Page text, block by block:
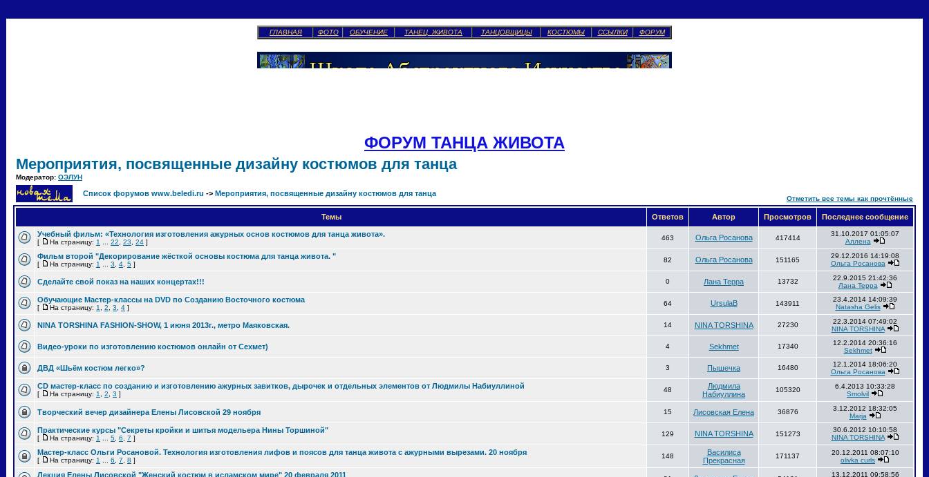
ГЛАВНАЯ ФОТО ОБУЧЕНИЕ ТАНЕЦ ЖИВОТА ТАНЦОВЩИЦЫ КОСТЮМЫ ССЫЛКИ ФОРУМ
ФОРУМ ТАНЦА ЖИВОТА
Мероприятия, посвященные дизайну костюмов для танца
Модератор: ОЭЛУН
Список форумов www.beledi.ru -> Мероприятия, посвященные дизайну костюмов для танца
Отметить все темы как прочтённые
Темы Ответов Автор Просмотров Последнее сообщение
Учебный фильм: «Технология изготовления ажурных основ костюмов для танца живота».
[ На страницу: 1 22 23 24 ]
463 Ольга Росанова 417414
31.10.2017 01:05:07
Аллена
Фильм второй "Декорирование жёсткой основы костюма для танца живота. "
[ На страницу: 1 3 4 5 ]
82 Ольга Росанова 151165
29.12.2016 14:19:08
Ольга Росанова
Сделайте свой показ на наших концертах!!! 0 Лана Терра 13732
22.9.2015 21:42:36
Лана Терра
Обучающие Мастер-классы на DVD по Созданию Восточного костюма
[ На страницу: 1 2 3 4 ]
64 UrsulaB 143911
23.4.2014 14:09:39
Natasha Gelis
NINA TORSHINA FASHION-SHOW, 1 июня 2013г., метро Маяковская. 14 NINA TORSHINA 27230
22.3.2014 07:49:02
NINA TORSHINA
Видео-уроки по изготовлению костюмов онлайн от Сехмет) 4 Sekhmet 17340
12.2.2014 20:36:16
Sekhmet
ДВД «Шьём костюм легко»? 3 Пышечка 16480
12.1.2014 18:06:20
Ольга Росанова
CD мастер-класс по созданию и изготовлению ажурных завитков, дырочек и отдельных элементов от Людмилы Набиуллиной
[ На страницу: 1 2 3 ]
48
Людмила
Набиуллина
105320
6.4.2013 10:33:28
Smolvil
Творческий вечер дизайнера Елены Лисовской 29 ноября 15 Лисовская Елена 36876
3.12.2012 18:32:05
Marja
Практические курсы "Секреты кройки и шитья модельера Нины Торшиной"
[ На страницу: 1 5 6 7 ]
129 NINA TORSHINA 151273
30.6.2012 10:10:58
NINA TORSHINA
Мастер-класс Ольги Росановой. Технология изготовления лифов и поясов для танца живота с ажурными вырезами. 20 ноября
[ На страницу: 1 6 7 8 ]
148
Василиса
Прекрасная
171137
20.12.2011 08:07:10
olivka curls
Лекция Елены Лисовской "Женский костюм в исламском мире" 20 февраля 2011
13.12.2011 09:58:56